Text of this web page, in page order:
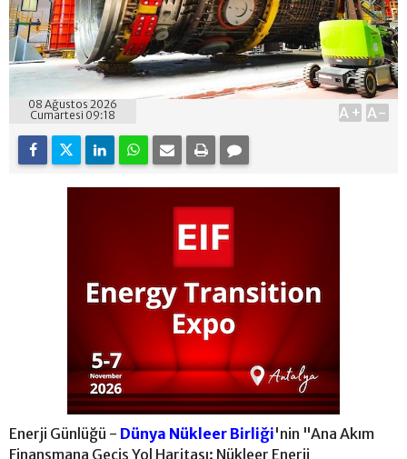
08 Ağustos 2026
Cumartesi 09:18
A+ A-
Enerji Günlüğü - Dünya Nükleer Birliği'nin "Ana Akım
Finansmana Geçiş Yol Haritası: Nükleer Enerji